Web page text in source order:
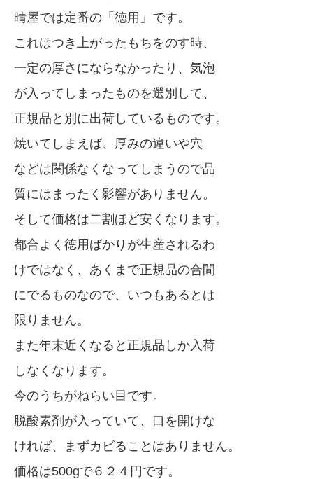
晴屋では定番の「徳用」です。
これはつき上がったもちをのす時、
一定の厚さにならなかったり、気泡
が入ってしまったものを選別して、
正規品と別に出荷しているものです。
焼いてしまえば、厚みの違いや穴
などは関係なくなってしまうので品
質にはまったく影響がありません。
そして価格は二割ほど安くなります。
都合よく徳用ばかりが生産されるわ
けではなく、あくまで正規品の合間
にでるものなので、いつもあるとは
限りません。
また年末近くなると正規品しか入荷
しなくなります。
今のうちがねらい目です。
脱酸素剤が入っていて、口を開けな
ければ、まずカビることはありません。
価格は500gで６２４円です。